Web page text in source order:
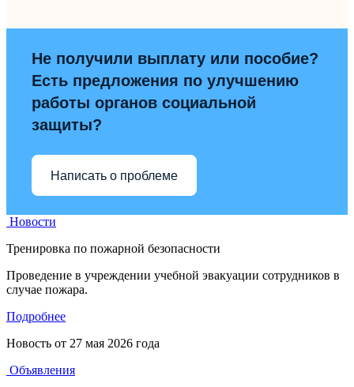
Не получили выплату или пособие?
Есть предложения по улучшению
работы органов социальной
защиты?
Написать о проблеме
Новости
Тренировка по пожарной безопасности
Проведение в учреждении учебной эвакуации сотрудников в
случае пожара.
Подробнее
Новость от 27 мая 2026 года
Объявления